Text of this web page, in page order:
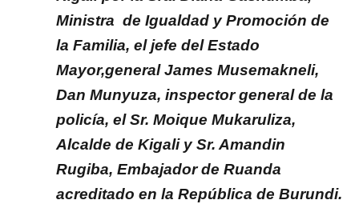
Ministra de Igualdad y Promoción de
la Familia, el jefe del Estado
Mayor,general James Musemakneli,
Dan Munyuza, inspector general de la
policía, el Sr. Moique Mukaruliza,
Alcalde de Kigali y Sr. Amandin
Rugiba, Embajador de Ruanda
acreditado en la República de Burundi.